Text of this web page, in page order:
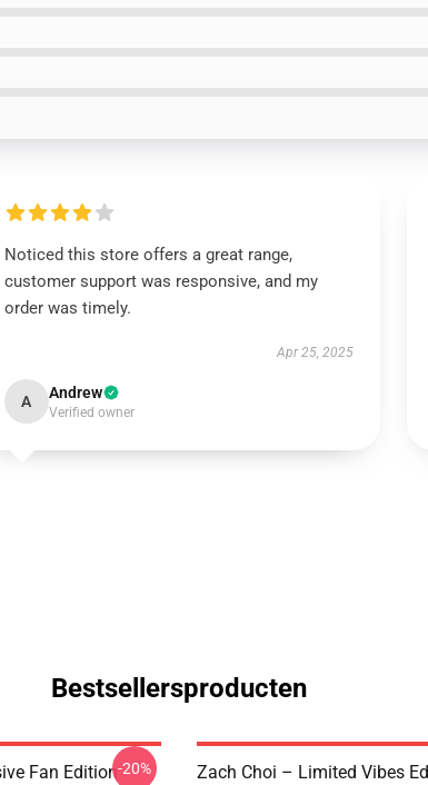
Noticed this store offers a great range,
customer support was responsive, and my
order was timely.
Apr 25, 2025
A Andrew
Verified owner
Bestsellersproducten
Fan Edition-20%
Zach Choi – Limited Vibes